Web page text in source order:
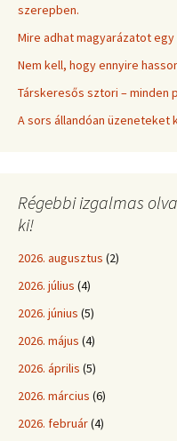
szerepben.
Mire adhat magyarázatot
Nem kell, hogy ennyire
Társkeresős sztori – minden
A sors állandóan üzeneteket
Régebbi izgalmas
ki!
2026. augusztus (2)
2026. július (4)
2026. június (5)
2026. május (4)
2026. április (5)
2026. március (6)
2026. február(4)